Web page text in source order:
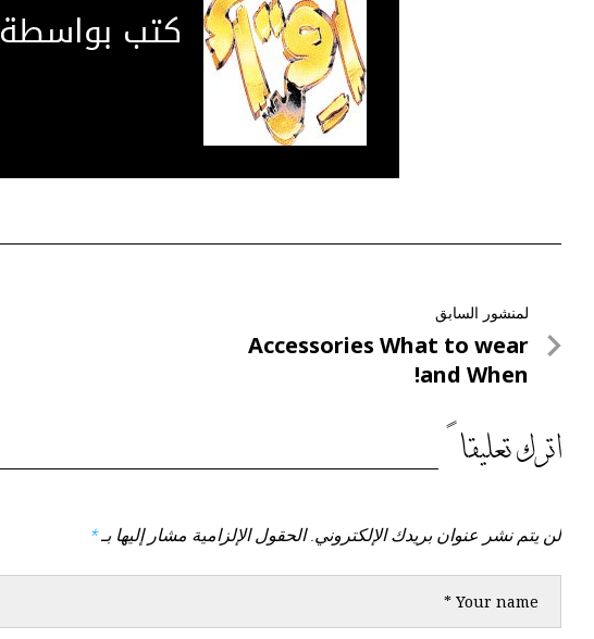
كتب بواسطة
تصفّح
المقالات
لمنشور السابق
لمنشور
السابق
Accessories What to wear
and When!
اترك تعليقاً
لن يتم نشر عنوان بريدك الإلكتروني. الحقول الإلزامية مشار إليها بـ*